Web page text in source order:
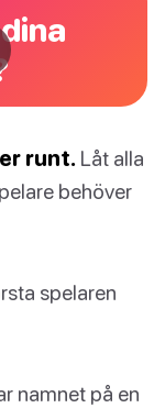
runt. Låt alla
behöver
spelaren
namnet på en